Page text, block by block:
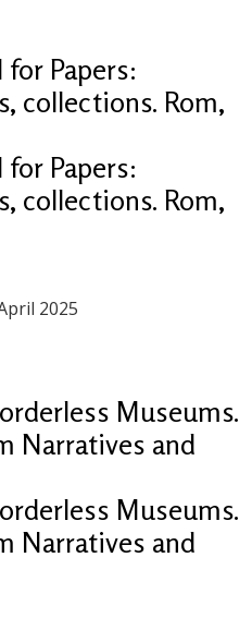
for Papers:
collections. Rom,
for Papers:
collections. Rom,
2025
Museums.
Narratives and
Museums.
Narratives and